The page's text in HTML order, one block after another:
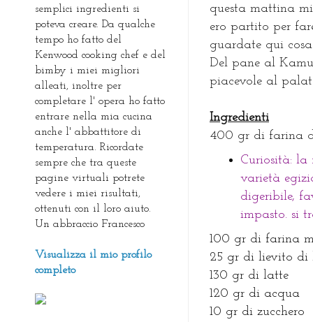
questa mattina
ero partito per
guardate qui
Del pane al
piacevole al
Ingredienti
400 gr di farina
Curiosità:
varietà
digeribile,
impasto. si
100 gr di farina
25 gr di lievito di
130 gr di latte
120 gr di acqua
10 gr di zucchero
semplici ingredienti si
poteva creare. Da qualche
tempo ho fatto del
Kenwood cooking chef e del
bimby i miei migliori
alleati, inoltre per
completare l' opera ho fatto
entrare nella mia cucina
anche l' abbattitore di
temperatura. Ricordate
sempre che tra queste
pagine virtuali potrete
vedere i miei risultati,
ottenuti con il loro aiuto.
Un abbraccio Francesco
Visualizza il mio profilo
completo